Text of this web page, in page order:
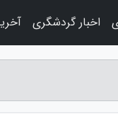
اخبار گردشگری